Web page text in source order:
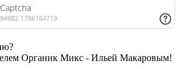
Органик Микс - Ильей Макаровым!